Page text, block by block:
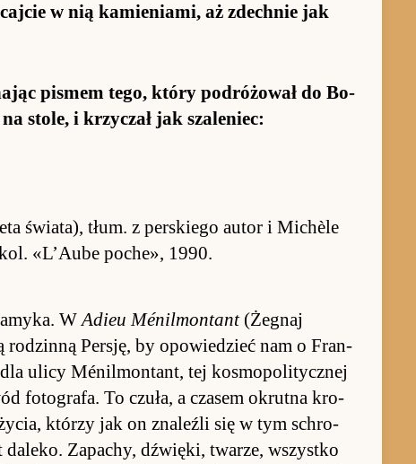
w nią ka­mie­nia­mi, aż zdech­nie jak
pi­smem te­go, który po­dró­żował do Bo­
sto­le, i krzyczał jak sza­le­niec:
świa­ta), tłum. z per­skiego au­tor i Mi­chèle
«L’Aube po­che», 1990.
WAdieu Ménil­mon­tant(Żegnaj
Per­sję, by opo­wie­dzieć nam o Fran­
ulicy Ménil­mon­tant, tej ko­smo­po­li­tycz­nej
fo­to­gra­fa. To czuła, a cza­sem okrutna kro­
którzy jak on zna­leźli się w tym schro­
Za­pa­chy, dźwię­ki, twarze, wszystko